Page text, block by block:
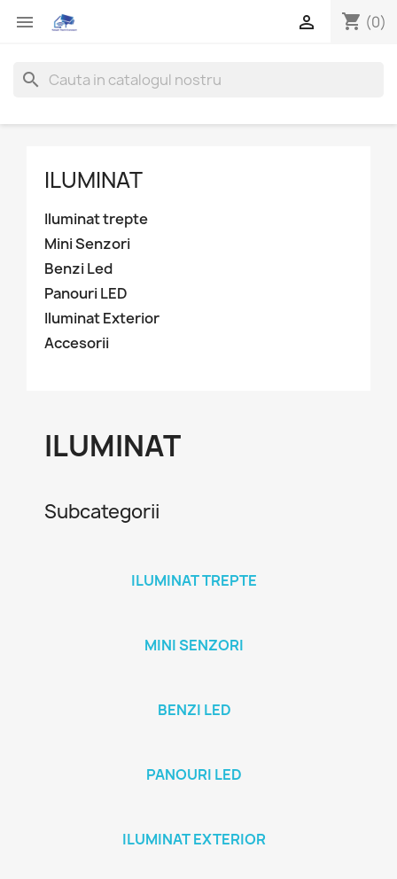
 shopping_cart (0)

search
ILUMINAT
Iluminat trepte
Mini Senzori
Benzi Led
Panouri LED
Iluminat Exterior
Accesorii
ILUMINAT
Subcategorii
ILUMINAT TREPTE
MINI SENZORI
BENZI LED
PANOURI LED
ILUMINAT EXTERIOR